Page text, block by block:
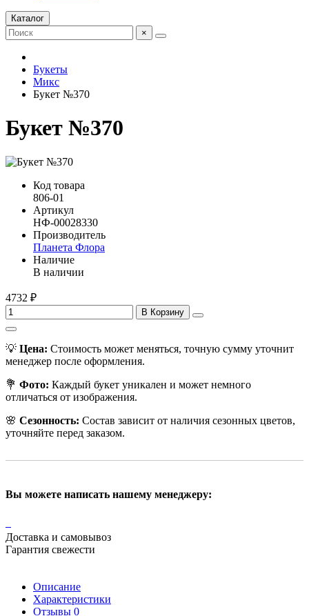
Каталог
×
Букеты
Микс
Букет №370
Букет №370
Код товара
806-01
Артикул
НФ-00028330
Производитель
Планета Флора
Наличие
В наличии
4732 ₽
В Корзину
💡 Цена: Стоимость может меняться, точную сумму уточнит
менеджер после оформления.
💐 Фото: Каждый букет уникален и может немного
отличаться от изображения.
🌸 Сезонность: Состав зависит от наличия сезонных цветов,
уточняйте перед заказом.
Вы можете написать нашему менеджеру:
Доставка и самовывоз
Гарантия свежести
Описание
Характеристики
Отзывы 0